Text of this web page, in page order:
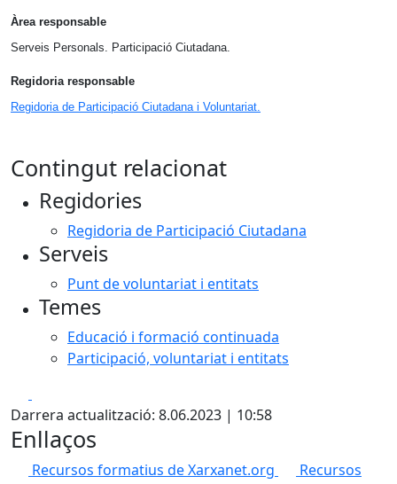
Àrea responsable
Serveis Personals. Participació Ciutadana.
Regidoria responsable
Regidoria de Participació Ciutadana i Voluntariat.
Contingut relacionat
Regidories
Regidoria de Participació Ciutadana
Serveis
Punt de voluntariat i entitats
Temes
Educació i formació continuada
Participació, voluntariat i entitats
Darrera actualització: 8.06.2023 | 10:58
Enllaços
Recursos formatius de Xarxanet.org
Recursos